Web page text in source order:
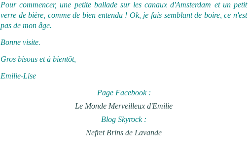
Pour commencer, une petite ballade sur les canaux d'Amsterdam et un petit
verre de bière, comme de bien entendu ! Ok, je fais semblant de boire, ce n'est
pas de mon âge.
Bonne visite.
Gros bisous et à bientôt,
Emilie-Lise
Page Facebook :
Le Monde Merveilleux d'Emilie
Blog Skyrock :
Nefret Brins de Lavande